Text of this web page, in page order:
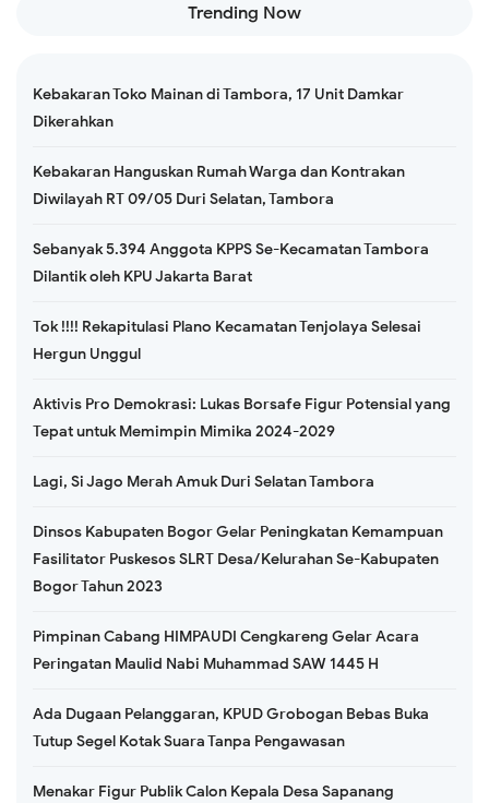
Trending Now
Kebakaran Toko Mainan di Tambora, 17 Unit Damkar
Dikerahkan
Kebakaran Hanguskan Rumah Warga dan Kontrakan
Diwilayah RT 09/05 Duri Selatan, Tambora
Sebanyak 5.394 Anggota KPPS Se-Kecamatan Tambora
Dilantik oleh KPU Jakarta Barat
Tok !!!! Rekapitulasi Plano Kecamatan Tenjolaya Selesai
Hergun Unggul
Aktivis Pro Demokrasi: Lukas Borsafe Figur Potensial yang
Tepat untuk Memimpin Mimika 2024-2029
Lagi, Si Jago Merah Amuk Duri Selatan Tambora
Dinsos Kabupaten Bogor Gelar Peningkatan Kemampuan
Fasilitator Puskesos SLRT Desa/Kelurahan Se-Kabupaten
Bogor Tahun 2023
Pimpinan Cabang HIMPAUDI Cengkareng Gelar Acara
Peringatan Maulid Nabi Muhammad SAW 1445 H
Ada Dugaan Pelanggaran, KPUD Grobogan Bebas Buka
Tutup Segel Kotak Suara Tanpa Pengawasan
Menakar Figur Publik Calon Kepala Desa Sapanang